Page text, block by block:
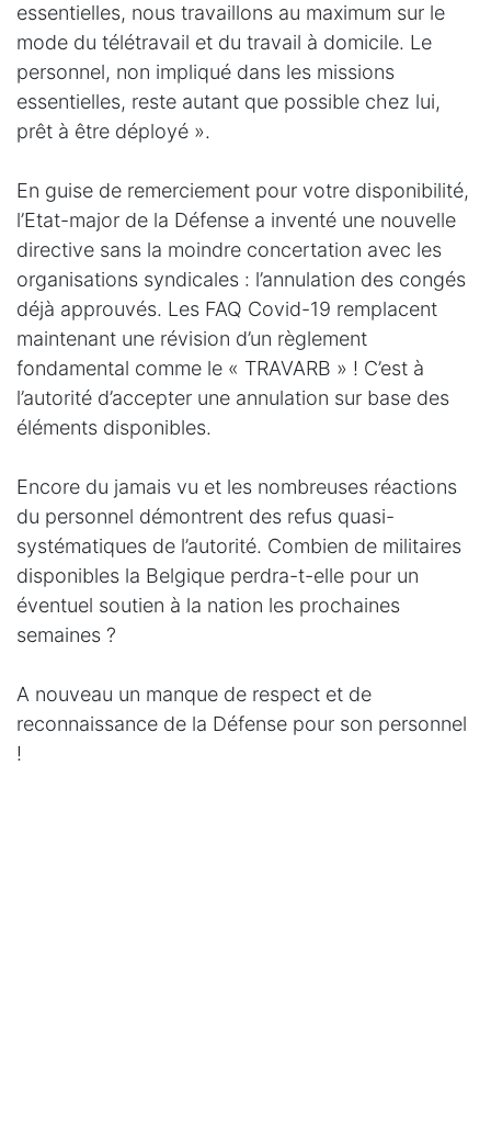
essentielles, nous travaillons au maximum sur le
mode du télétravail et du travail à domicile. Le
personnel, non impliqué dans les missions
essentielles, reste autant que possible chez lui,
prêt à être déployé ».
En guise de remerciement pour votre disponibilité,
l’Etat-major de la Défense a inventé une nouvelle
directive sans la moindre concertation avec les
organisations syndicales : l’annulation des congés
déjà approuvés. Les FAQ Covid-19 remplacent
maintenant une révision d’un règlement
fondamental comme le « TRAVARB » ! C’est à
l’autorité d’accepter une annulation sur base des
éléments disponibles.
Encore du jamais vu et les nombreuses réactions
du personnel démontrent des refus quasi-
systématiques de l’autorité. Combien de militaires
disponibles la Belgique perdra-t-elle pour un
éventuel soutien à la nation les prochaines
semaines ?
A nouveau un manque de respect et de
reconnaissance de la Défense pour son personnel
!